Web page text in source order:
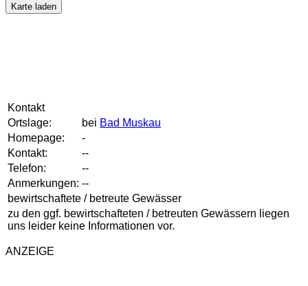
Karte laden
Kontakt
Ortslage:
bei Bad Muskau
Homepage:
-
Kontakt:
--
Telefon:
--
Anmerkungen: --
bewirtschaftete / betreute Gewässer
zu den ggf. bewirtschafteten / betreuten Gewässern liegen
uns leider keine Informationen vor.
ANZEIGE